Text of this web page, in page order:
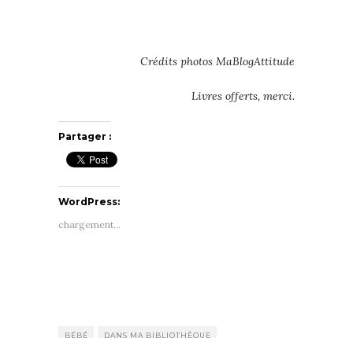
Crédits photos MaBlogAttitude
Livres offerts, merci.
Partager :
WordPress:
chargement…
BÉBÉ DANS MA BIBLIOTHÈQUE